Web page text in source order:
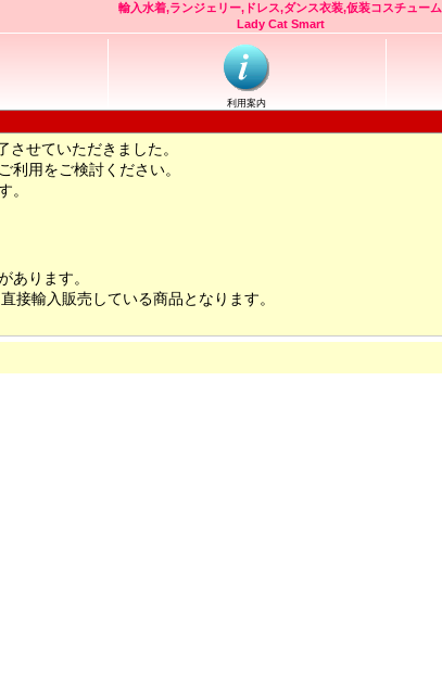
輸入水着,ランジェリー,ドレス,ダンス衣装,仮装コスチューム
Lady Cat Smart
利用案内
せていただきました。
利用をご検討ください。
。
あります。
接輸入販売している商品となります。